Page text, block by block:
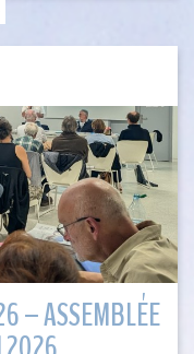
– ASSEMBLÉE